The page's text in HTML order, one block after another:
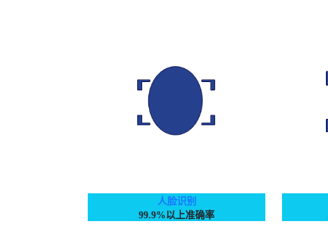
人脸识别
99.9%以上准确率